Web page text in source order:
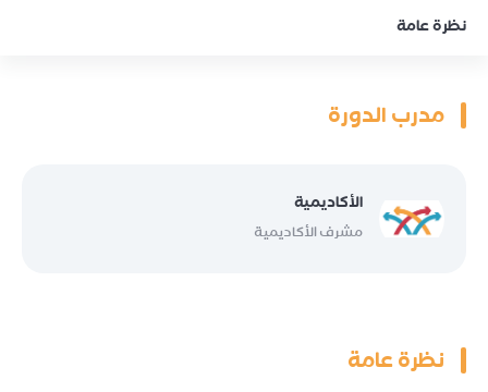
نظرة عامة
مدرب الدورة
الأكاديمية
مشرف الأكاديمية
نظرة عامة